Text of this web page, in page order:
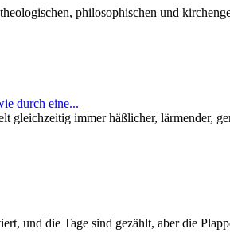
philosophischen und
durch eine...
immer häßlicher, lärmender,
und die Tage sind gezählt, aber die